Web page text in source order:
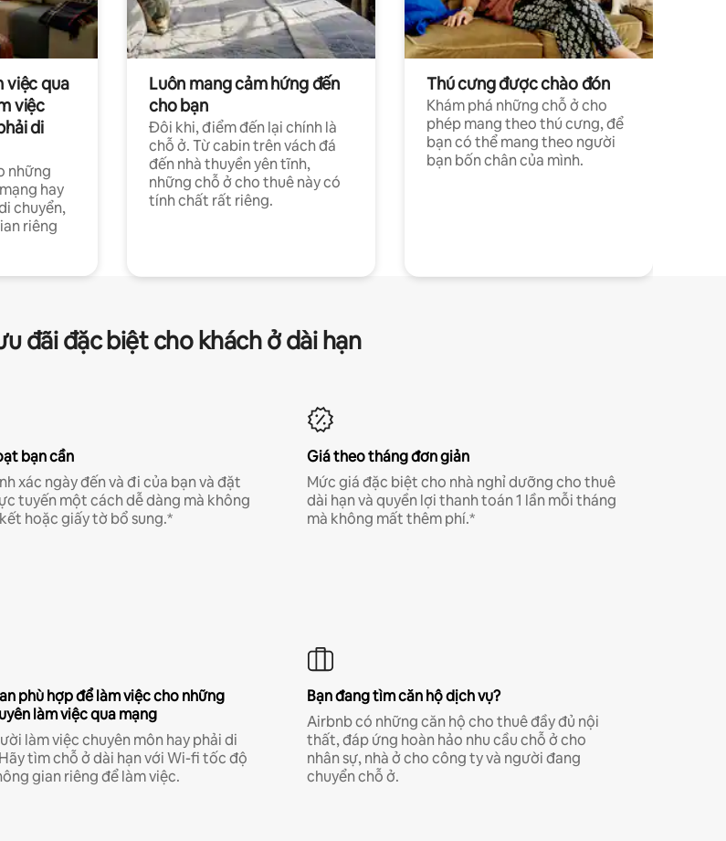
việc qua
việc
di
những
hay
chuyển,
riêng
Luôn mang cảm hứng đến
cho bạn
Đôi khi, điểm đến lại chính là
chỗ ở. Từ cabin trên vách đá
đến nhà thuyền yên tĩnh,
những chỗ ở cho thuê này có
tính chất rất riêng.
Thú cưng được chào đón
Khám phá những chỗ ở cho
phép mang theo thú cưng, để
bạn có thể mang theo người
bạn bốn chân của mình.
đãi đặc biệt cho khách ở dài hạn
bạn cần
xác ngày đến và đi của bạn và đặt
tuyến một cách dễ dàng mà không
hoặc giấy tờ bổ sung.*
Giá theo tháng đơn giản
Mức giá đặc biệt cho nhà nghỉ dưỡng cho thuê
dài hạn và quyền lợi thanh toán 1 lần mỗi tháng
mà không mất thêm phí.*
phù hợp để làm việc cho những
làm việc qua mạng
làm việc chuyên môn hay phải di
tìm chỗ ở dài hạn với Wi-fi tốc độ
gian riêng để làm việc.
Bạn đang tìm căn hộ dịch vụ?
Airbnb có những căn hộ cho thuê đầy đủ nội
thất, đáp ứng hoàn hảo nhu cầu chỗ ở cho
nhân sự, nhà ở cho công ty và người đang
chuyển chỗ ở.